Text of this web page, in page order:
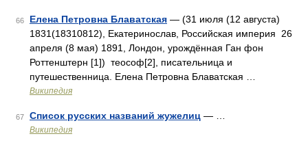
66 Елена Петровна Блаватская — (31 июля (12 августа)
1831(18310812), Екатеринослав, Российская империя 26
апреля (8 мая) 1891, Лондон, урождённая Ган фон
Роттенштерн [1]) теософ[2], писательница и
путешественница. Елена Петровна Блаватская …
Википедия
67 Список русских названий жужелиц — …
Википедия